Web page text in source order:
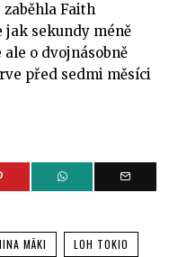
Faith
jak sekundy méně
o dvojnásobně
před sedmi měsíci
MÄKI
LOH TOKIO